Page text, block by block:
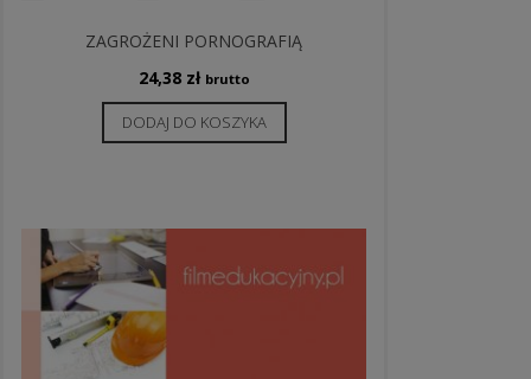
ZAGROŻENI PORNOGRAFIĄ
24,38 zł brutto
DODAJ DO KOSZYKA